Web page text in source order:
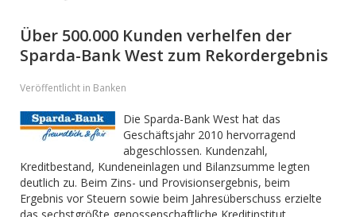
Über 500.000 Kunden verhelfen der
Sparda-Bank West zum Rekordergebnis
Veröffentlicht in Banken
Die Sparda-Bank West hat das
Geschäftsjahr 2010 hervorragend
abgeschlossen. Kundenzahl,
Kreditbestand, Kundeneinlagen und Bilanzsumme legten
deutlich zu. Beim Zins- und Provisionsergebnis, beim
Ergebnis vor Steuern sowie beim Jahresüberschuss erzielte